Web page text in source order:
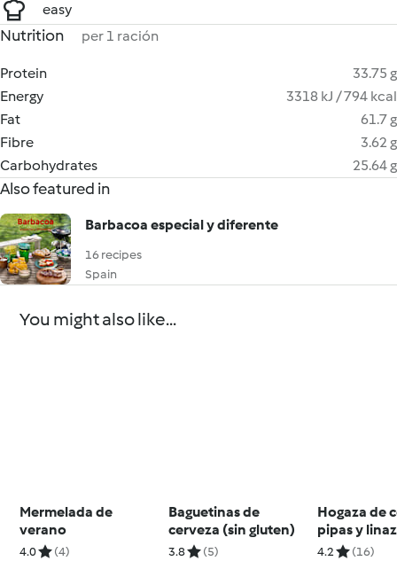
easy
Nutrition per 1 ración
Protein
33.75 g
Energy
3318 kJ / 794 kcal
Fat
61.7 g
Fibre
3.62 g
Carbohydrates
25.64 g
Also featured in
Barbacoa especial y diferente
16 recipes
Spain
You might also like...
Mermelada de
verano
4.0 (4)
Baguetinas de
cerveza (sin gluten)
3.8 (5)
Hogaza de
pipas y
4.2 (16)